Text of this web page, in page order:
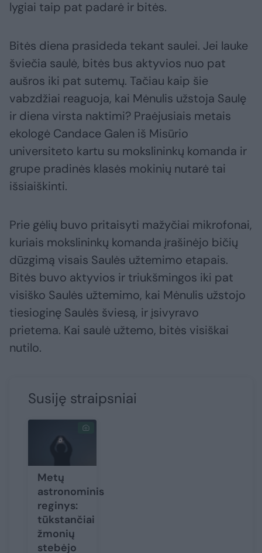
lygiai taip pat padarė ir bitės.
Bitės diena prasideda tekant saulei. Jei lauke
šviečia saulė, bitės bus aktyvios nuo pat
aušros iki pat sutemų. Tačiau kaip šie
vabzdžiai reaguoja, kai Mėnulis užstoja Saulę
ir diena virsta naktimi? Praėjusiais metais
ekologė Candace Galen iš Misūrio
universiteto kartu su mokslininkų komanda ir
grupe pradinės klasės mokinių nutarė tai
išsiaiškinti.
Prie gėlių buvo pritaisyti mažyčiai mikrofonai,
kuriais mokslininkų komanda įrašinėjo bičių
dūzgimą visais Saulės užtemimo etapais.
Bitės buvo aktyvios ir triukšmingos iki pat
visiško Saulės užtemimo, kai Mėnulis užstojo
tiesioginę Saulės šviesą, ir įsivyravo
prietema. Kai saulė užtemo, bitės visiškai
nutilo.
Susiję straipsniai
Metų
astronominis
reginys:
tūkstančiai
žmonių
stebėjo